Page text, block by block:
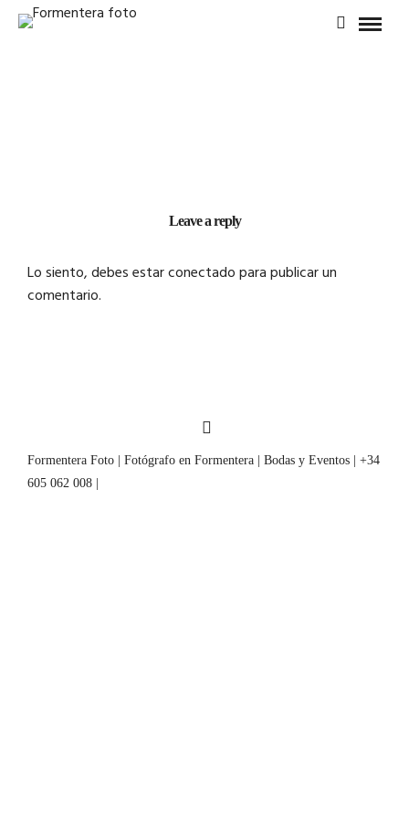
Leave a reply
Lo siento, debes estarconectadopara publicar un
comentario.
Formentera Foto | Fotógrafo en Formentera | Bodas y Eventos | +34
605 062 008 |